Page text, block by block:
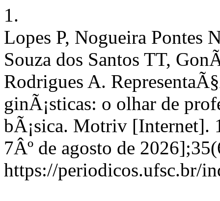
1.
Lopes P, Nogueira Pontes
Souza dos Santos TT,
Rodrigues A.
ginÃ¡sticas: o olhar de
bÃ¡sica. Motriv [Internet].
7Âº de agosto de
https://periodicos.ufsc.br/